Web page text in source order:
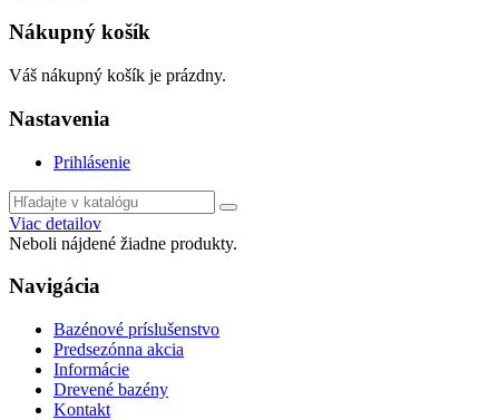
Nákupný košík
Váš nákupný košík je prázdny.
Nastavenia
Prihlásenie
Viac detailov
Neboli nájdené žiadne produkty.
Navigácia
Bazénové príslušenstvo
Predsezónna akcia
Informácie
Drevené bazény
Kontakt